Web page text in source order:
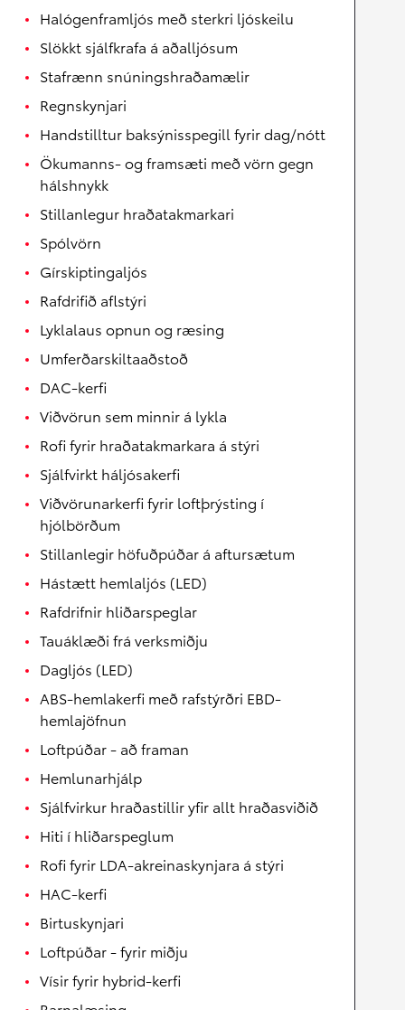
Halógenframljós með sterkri ljóskeilu
Slökkt sjálfkrafa á aðalljósum
Stafrænn snúningshraðamælir
Regnskynjari
Handstilltur baksýnisspegill fyrir dag/nótt
Ökumanns- og framsæti með vörn gegn
hálshnykk
Stillanlegur hraðatakmarkari
Spólvörn
Gírskiptingaljós
Rafdrifið aflstýri
Lyklalaus opnun og ræsing
Umferðarskiltaaðstoð
DAC-kerfi
Viðvörun sem minnir á lykla
Rofi fyrir hraðatakmarkara á stýri
Sjálfvirkt háljósakerfi
Viðvörunarkerfi fyrir loftþrýsting í
hjólbörðum
Stillanlegir höfuðpúðar á aftursætum
Hástætt hemlaljós (LED)
Rafdrifnir hliðarspeglar
Tauáklæði frá verksmiðju
Dagljós (LED)
ABS-hemlakerfi með rafstýrðri EBD-
hemlajöfnun
Loftpúðar - að framan
Hemlunarhjálp
Sjálfvirkur hraðastillir yfir allt hraðasviðið
Hiti í hliðarspeglum
Rofi fyrir LDA-akreinaskynjara á stýri
HAC-kerfi
Birtuskynjari
Loftpúðar - fyrir miðju
Vísir fyrir hybrid-kerfi